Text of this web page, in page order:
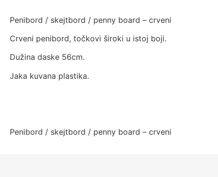
Penibord / skejtbord / penny board – crveni
Crveni penibord, točkovi široki u istoj boji.
Dužina daske 56cm.
Jaka kuvana plastika.
Penibord / skejtbord / penny board – crveni